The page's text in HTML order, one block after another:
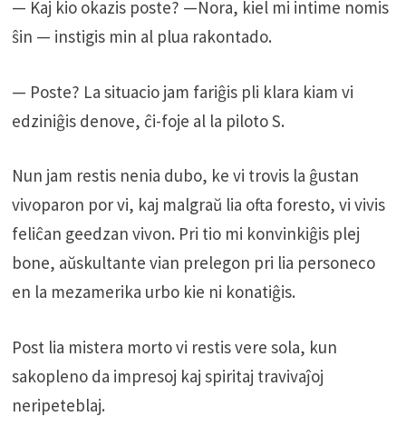
— Kaj kio okazis poste? —Nora, kiel mi intime nomis
ŝin — instigis min al plua rakontado.
— Poste? La situacio jam fariĝis pli klara kiam vi
edziniĝis denove, ĉi-foje al la piloto S.
Nun jam restis nenia dubo, ke vi trovis la ĝustan
vivoparon por vi, kaj malgraŭ lia ofta foresto, vi vivis
feliĉan geedzan vivon. Pri tio mi konvinkiĝis plej
bone, aŭskultante vian prelegon pri lia personeco
en la mezamerika urbo kie ni konatiĝis.
Post lia mistera morto vi restis vere sola, kun
sakopleno da impresoj kaj spiritaj travivaĵoj
neripeteblaj.